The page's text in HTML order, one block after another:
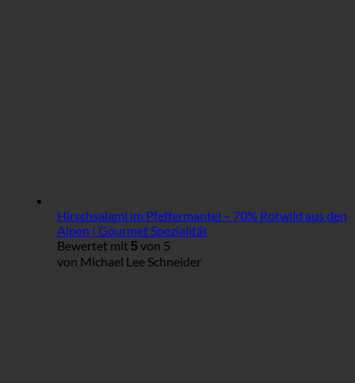
Hirschsalami im Pfeffermantel – 70% Rotwild aus den
Alpen | Gourmet Spezialität
Bewertet mit 5 von 5
von Michael Lee Schneider